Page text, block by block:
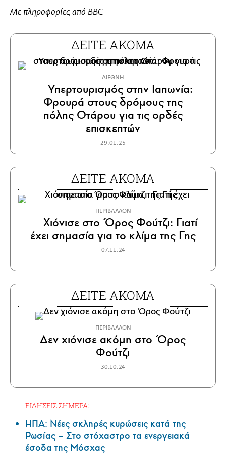
Με πληροφορίες από BBC
ΔΕΙΤΕ ΑΚΟΜΑ
ΔΙΕΘΝΗ
Υπερτουρισμός στην Ιαπωνία:
Φρουρά στους δρόμους της
πόλης Οτάρου για τις ορδές
επισκεπτών
29.01.25
ΔΕΙΤΕ ΑΚΟΜΑ
ΠΕΡΙΒΑΛΛΟΝ
Χιόνισε στο Όρος Φούτζι: Γιατί
έχει σημασία για το κλίμα της Γης
07.11.24
ΔΕΙΤΕ ΑΚΟΜΑ
ΠΕΡΙΒΑΛΛΟΝ
Δεν χιόνισε ακόμη στο Όρος
Φούτζι
30.10.24
ΕΙΔΗΣΕΙΣ ΣΗΜΕΡΑ:
ΗΠΑ: Nέες σκληρές κυρώσεις κατά της
Ρωσίας – Στο στόχαστρο τα ενεργειακά
έσοδα της Μόσχας